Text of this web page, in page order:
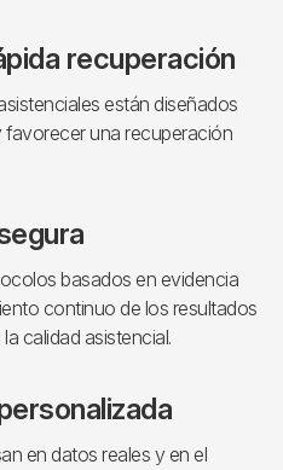
recuperación
están diseñados
una recuperación
basados ​​en evidencia
continuo de los resultados
calidad asistencial.
en datos reales y en el